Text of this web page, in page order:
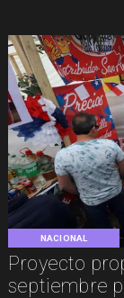
NACIONAL
Proyecto
septiembre